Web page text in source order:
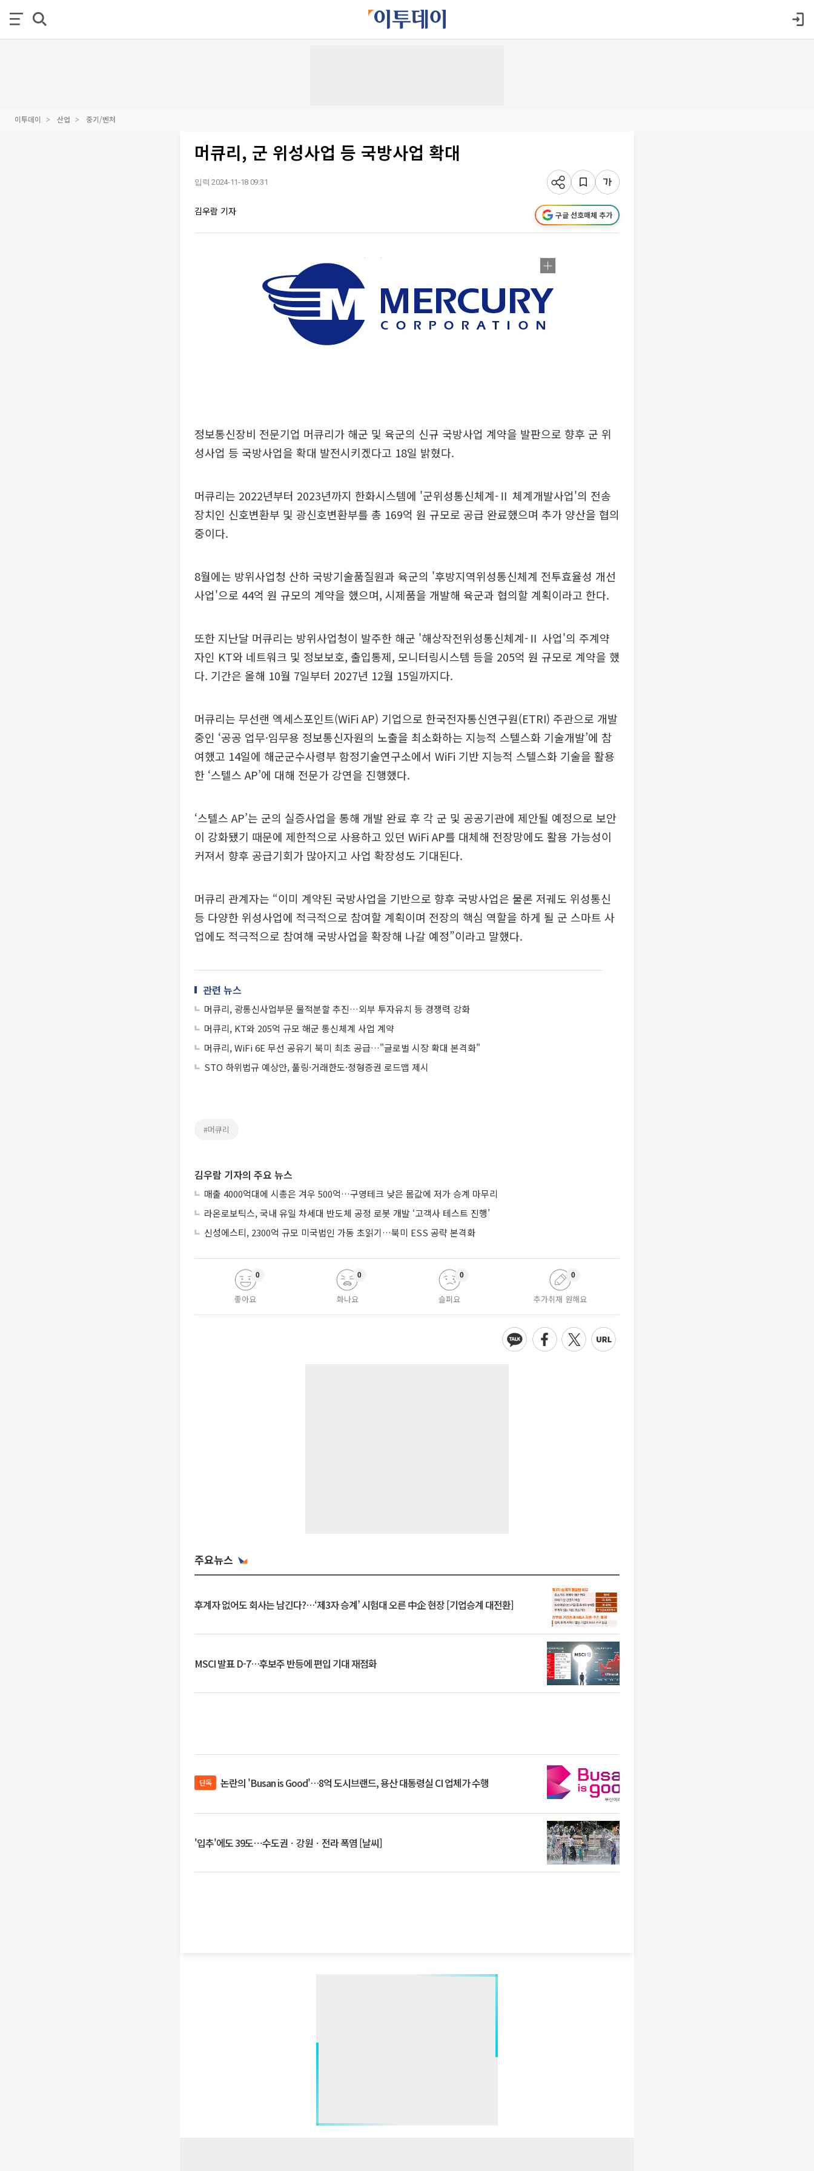
이투데이 산업 중기/벤처
머큐리, 군 위성사업 등 국방사업 확대
입력 2024-11-18 09:31
김우람 기자 구글 선호매체 추가
정보통신장비 전문기업 머큐리가 해군 및 육군의 신규 국방사업 계약을 발판으로 향후 군 위
성사업 등 국방사업을 확대 발전시키겠다고 18일 밝혔다.
머큐리는 2022년부터 2023년까지 한화시스템에 '군위성통신체계-Ⅱ 체계개발사업'의 전송
장치인 신호변환부 및 광신호변환부를 총 169억 원 규모로 공급 완료했으며 추가 양산을 협의
중이다.
8월에는 방위사업청 산하 국방기술품질원과 육군의 '후방지역위성통신체계 전투효율성 개선
사업'으로 44억 원 규모의 계약을 했으며, 시제품을 개발해 육군과 협의할 계획이라고 한다.
또한 지난달 머큐리는 방위사업청이 발주한 해군 '해상작전위성통신체계-Ⅱ 사업'의 주계약
자인 KT와 네트워크 및 정보보호, 출입통제, 모니터링시스템 등을 205억 원 규모로 계약을 했
다. 기간은 올해 10월 7일부터 2027년 12월 15일까지다.
머큐리는 무선랜 엑세스포인트(WiFi AP) 기업으로 한국전자통신연구원(ETRI) 주관으로 개발
중인 ‘공공 업무·임무용 정보통신자원의 노출을 최소화하는 지능적 스텔스화 기술개발’에 참
여했고 14일에 해군군수사령부 함정기술연구소에서 WiFi 기반 지능적 스텔스화 기술을 활용
한 ‘스텔스 AP’에 대해 전문가 강연을 진행했다.
‘스텔스 AP’는 군의 실증사업을 통해 개발 완료 후 각 군 및 공공기관에 제안될 예정으로 보안
이 강화됐기 때문에 제한적으로 사용하고 있던 WiFi AP를 대체해 전장망에도 활용 가능성이
커져서 향후 공급기회가 많아지고 사업 확장성도 기대된다.
머큐리 관계자는 “이미 계약된 국방사업을 기반으로 향후 국방사업은 물론 저궤도 위성통신
등 다양한 위성사업에 적극적으로 참여할 계획이며 전장의 핵심 역할을 하게 될 군 스마트 사
업에도 적극적으로 참여해 국방사업을 확장해 나갈 예정”이라고 말했다.
관련 뉴스
머큐리, 광통신사업부문 물적분할 추진…외부 투자유치 등 경쟁력 강화
머큐리, KT와 205억 규모 해군 통신체계 사업 계약
머큐리, WiFi 6E 무선 공유기 북미 최초 공급…"글로벌 시장 확대 본격화"
STO 하위법규 예상안, 풀링·거래한도·정형증권 로드맵 제시
#머큐리
김우람 기자의 주요 뉴스
매출 4000억대에 시총은 겨우 500억…구영테크 낮은 몸값에 저가 승계 마무리
라온로보틱스, 국내 유일 차세대 반도체 공정 로봇 개발 ‘고객사 테스트 진행’
신성에스티, 2300억 규모 미국법인 가동 초읽기…북미 ESS 공략 본격화
좋아요
0
화나요
0
슬퍼요
0
추가취재 원해요
0
주요뉴스
후계자 없어도 회사는 남긴다?…‘제3자 승계’ 시험대 오른 中企 현장 [기업승계 대전환]
MSCI 발표 D-7…후보주 반등에 편입 기대 재점화
단독 논란의 'Busan is Good'…8억 도시브랜드, 용산 대통령실 CI 업체가 수행
'입추'에도 39도⋯수도권ㆍ강원ㆍ전라 폭염 [날씨]